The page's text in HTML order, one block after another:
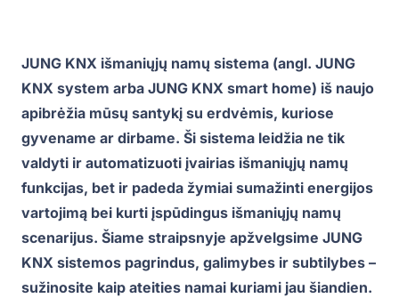
JUNG KNX išmaniųjų namų sistema (angl. JUNG
KNX system arba JUNG KNX smart home) iš naujo
apibrėžia mūsų santykį su erdvėmis, kuriose
gyvename ar dirbame. Ši sistema leidžia ne tik
valdyti ir automatizuoti įvairias išmaniųjų namų
funkcijas, bet ir padeda žymiai sumažinti energijos
vartojimą bei kurti įspūdingus išmaniųjų namų
scenarijus. Šiame straipsnyje apžvelgsime JUNG
KNX sistemos pagrindus, galimybes ir subtilybes –
sužinosite kaip ateities namai kuriami jau šiandien.